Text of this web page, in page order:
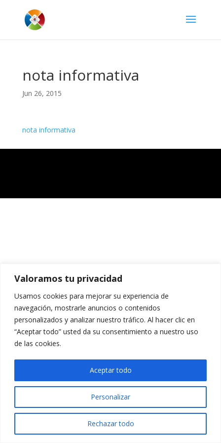
Valoramos tu privacidad
Usamos cookies para mejorar su experiencia de
navegación, mostrarle anuncios o contenidos
personalizados y analizar nuestro tráfico. Al hacer clic en
“Aceptar todo” usted da su consentimiento a nuestro uso
de las cookies.
Personalizar
Rechazar todo
Aceptar todo
nota informativa
Jun 26, 2015
nota informativa